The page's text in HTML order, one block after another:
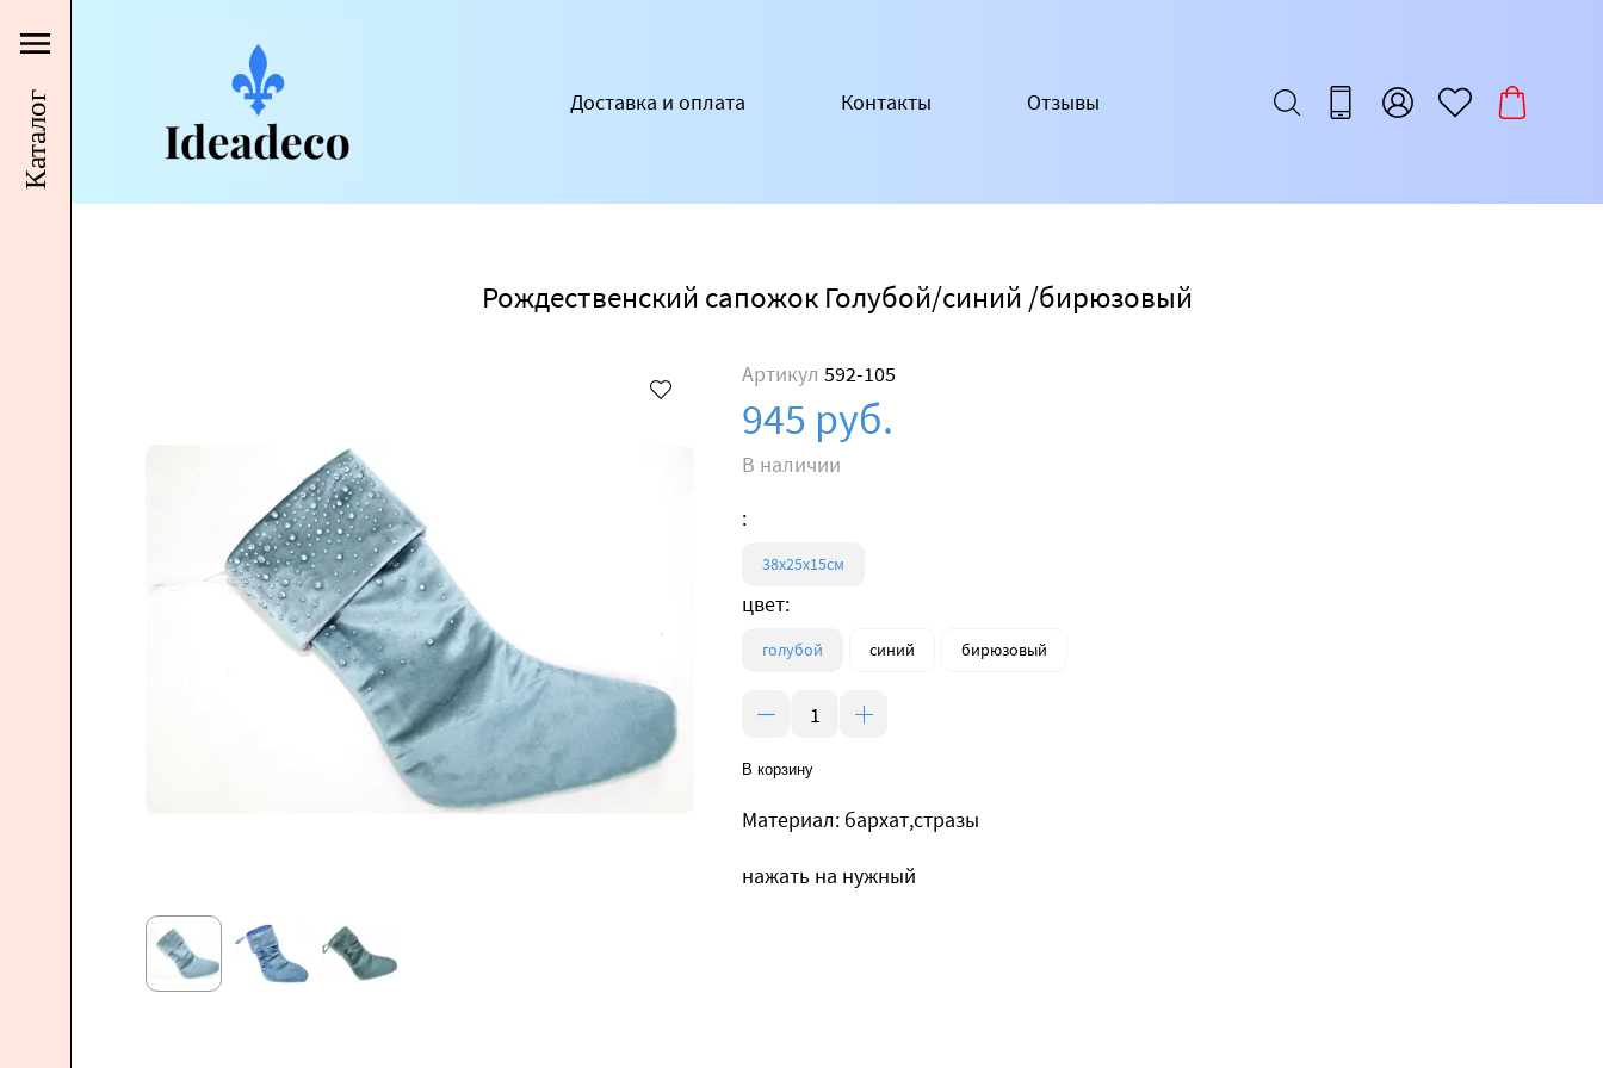
Доставка и оплата Контакты Отзывы
Каталог
Рождественский сапожок Голубой/синий /бирюзовый
Артикул 592-105
945 руб.
В наличии
:
38х25х15см
цвет:
голубой синий бирюзовый
В корзину
Материал: бархат,cтразы
нажать на нужный